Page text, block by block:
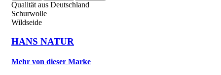
Qualität aus Deutschland
Schurwolle
Wildseide
HANS NATUR
Mehr von dieser Marke